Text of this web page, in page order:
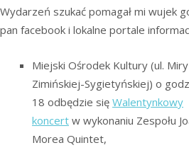
Wydarzeń szukać pomagał mi wujek
pan facebook i lokalne portale
Miejski Ośrodek Kultury (ul. Miry
Zimińskiej-Sygietyńskiej) o
18 odbędzie się Walentynkowy
koncert w wykonaniu Zespołu
Morea Quintet,